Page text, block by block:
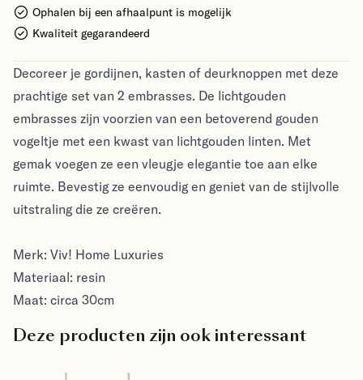
Ophalen bij een afhaalpunt is mogelijk
Kwaliteit gegarandeerd
Decoreer je gordijnen, kasten of deurknoppen met deze
prachtige set van 2 embrasses. De lichtgouden
embrasses zijn voorzien van een betoverend gouden
vogeltje met een kwast van lichtgouden linten. Met
gemak voegen ze een vleugje elegantie toe aan elke
ruimte. Bevestig ze eenvoudig en geniet van de stijlvolle
uitstraling die ze creëren.
Merk: Viv! Home Luxuries
Materiaal: resin
Maat: circa 30cm
Deze producten zijn ook interessant